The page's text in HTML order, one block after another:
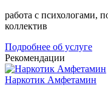
работа с психологами,
коллектив
Подробнее об услуге
Рекомендации
Наркотик Амфетамин